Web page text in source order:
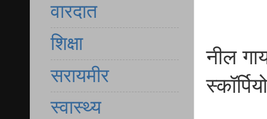
नील
स्कॉर्पियो
वारदात
शिक्षा
सरायमीर
स्वास्थ्य